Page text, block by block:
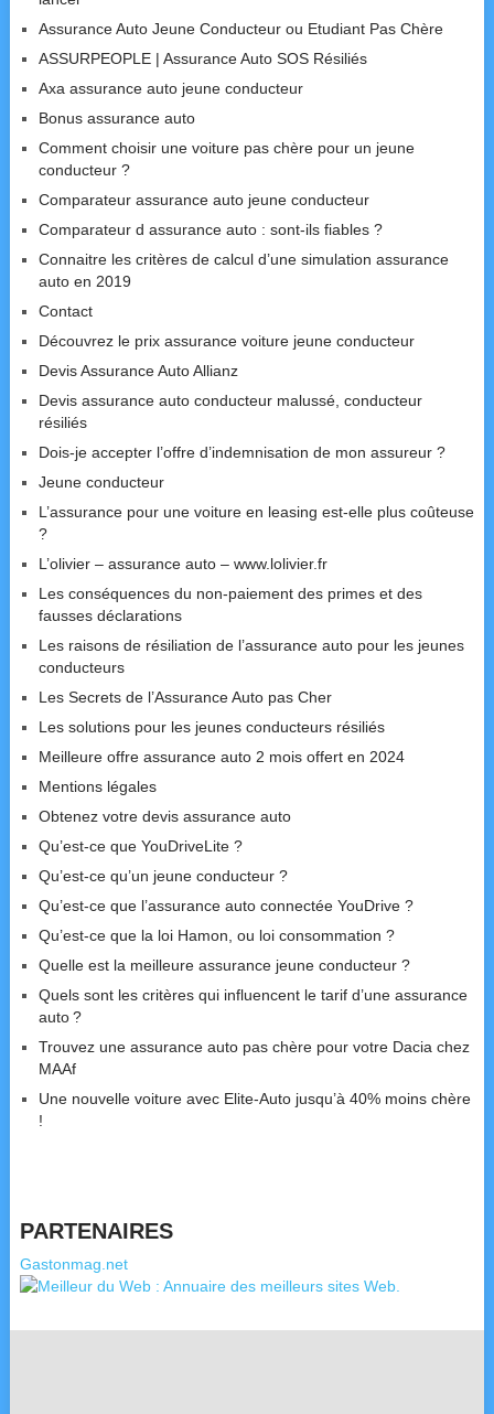
Assurance Auto Jeune Conducteur ou Etudiant Pas Chère
ASSURPEOPLE | Assurance Auto SOS Résiliés
Axa assurance auto jeune conducteur
Bonus assurance auto
Comment choisir une voiture pas chère pour un jeune
conducteur ?
Comparateur assurance auto jeune conducteur
Comparateur d assurance auto : sont-ils fiables ?
Connaitre les critères de calcul d’une simulation assurance
auto en 2019
Contact
Découvrez le prix assurance voiture jeune conducteur
Devis Assurance Auto Allianz
Devis assurance auto conducteur malussé, conducteur
résiliés
Dois-je accepter l’offre d’indemnisation de mon assureur ?
Jeune conducteur
L’assurance pour une voiture en leasing est-elle plus coûteuse
?
L’olivier – assurance auto – www.lolivier.fr
Les conséquences du non-paiement des primes et des
fausses déclarations
Les raisons de résiliation de l’assurance auto pour les jeunes
conducteurs
Les Secrets de l’Assurance Auto pas Cher
Les solutions pour les jeunes conducteurs résiliés
Meilleure offre assurance auto 2 mois offert en 2024
Mentions légales
Obtenez votre devis assurance auto
Qu’est-ce que YouDriveLite ?
Qu’est-ce qu’un jeune conducteur ?
Qu’est-ce que l’assurance auto connectée YouDrive ?
Qu’est-ce que la loi Hamon, ou loi consommation ?
Quelle est la meilleure assurance jeune conducteur ?
Quels sont les critères qui influencent le tarif d’une assurance
auto ?
Trouvez une assurance auto pas chère pour votre Dacia chez
MAAf
Une nouvelle voiture avec Elite-Auto jusqu’à 40% moins chère
!
PARTENAIRES
Gastonmag.net